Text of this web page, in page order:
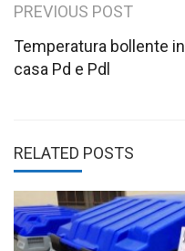
Post
navigation
PREVIOUS POST
Temperatura bollente in
casa Pd e Pdl
RELATED POSTS